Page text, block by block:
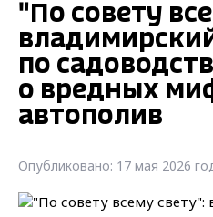
"По совету
по
о вредных
автополив
Опубликовано: 17 мая 2026